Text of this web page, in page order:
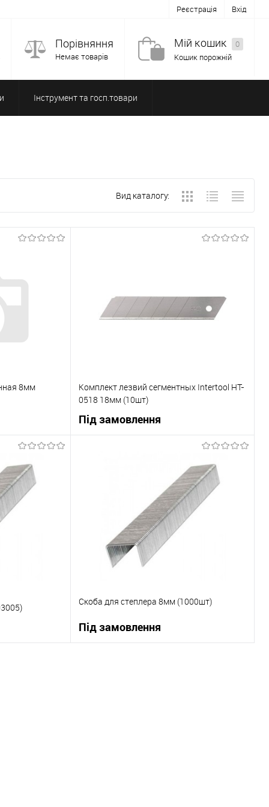
Реєстрація Вхід
Порівняння
Немає товарів
Мій кошик
0
Кошик порожній
Інструмент та госп.товари
Вид каталогу:
8мм
До порівняння
Під замовлення
Комплект лезвий сегментных Intertool HT-
0518 18мм (10шт)
Під замовлення
До порівняння
Під замовлення
Скоба для степлера 8мм (1000шт)
Під замовлення